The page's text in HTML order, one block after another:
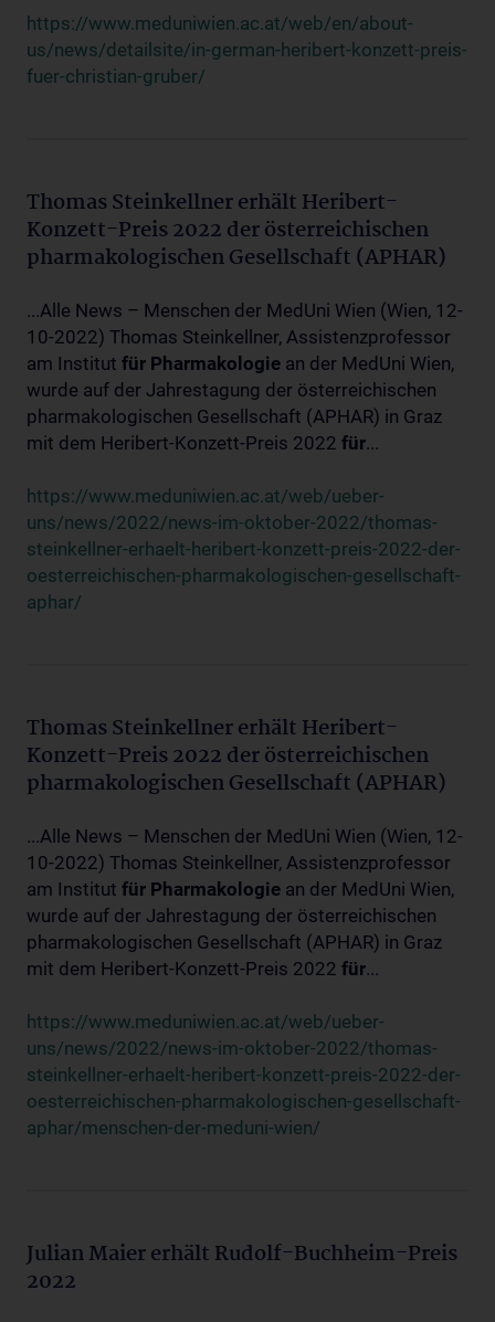
https://www.meduniwien.ac.at/web/en/about-
us/news/detailsite/in-german-heribert-konzett-preis-
fuer-christian-gruber/
Thomas Steinkellner erhält Heribert-
Konzett-Preis 2022 der österreichischen
pharmakologischen Gesellschaft (APHAR)
...Alle News – Menschen der MedUni Wien (Wien, 12-
10-2022) Thomas Steinkellner, Assistenzprofessor
am Institut für Pharmakologie an der MedUni Wien,
wurde auf der Jahrestagung der österreichischen
pharmakologischen Gesellschaft (APHAR) in Graz
mit dem Heribert-Konzett-Preis 2022 für...
https://www.meduniwien.ac.at/web/ueber-
uns/news/2022/news-im-oktober-2022/thomas-
steinkellner-erhaelt-heribert-konzett-preis-2022-der-
oesterreichischen-pharmakologischen-gesellschaft-
aphar/
Thomas Steinkellner erhält Heribert-
Konzett-Preis 2022 der österreichischen
pharmakologischen Gesellschaft (APHAR)
...Alle News – Menschen der MedUni Wien (Wien, 12-
10-2022) Thomas Steinkellner, Assistenzprofessor
am Institut für Pharmakologie an der MedUni Wien,
wurde auf der Jahrestagung der österreichischen
pharmakologischen Gesellschaft (APHAR) in Graz
mit dem Heribert-Konzett-Preis 2022 für...
https://www.meduniwien.ac.at/web/ueber-
uns/news/2022/news-im-oktober-2022/thomas-
steinkellner-erhaelt-heribert-konzett-preis-2022-der-
oesterreichischen-pharmakologischen-gesellschaft-
aphar/menschen-der-meduni-wien/
Julian Maier erhält Rudolf-Buchheim-Preis
2022